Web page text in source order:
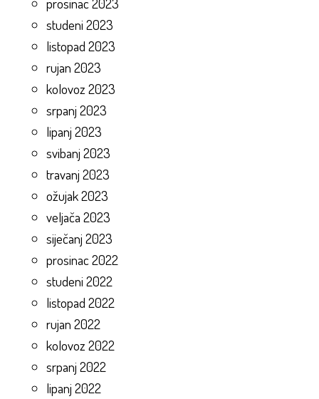
studeni 2023
listopad 2023
rujan 2023
kolovoz 2023
srpanj 2023
lipanj 2023
svibanj 2023
travanj 2023
ožujak 2023
veljača 2023
siječanj 2023
prosinac 2022
studeni 2022
listopad 2022
rujan 2022
kolovoz 2022
srpanj 2022
lipanj 2022